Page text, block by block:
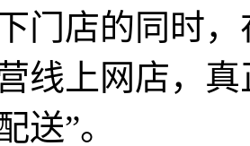
门店的同时
线上网店，
送”。